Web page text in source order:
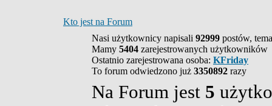
Kto jest na Forum
Nasi użytkownicy napisali 92999 postów,
Mamy 5404 zarejestrowanych użytkowników
Ostatnio zarejestrowana osoba: KFriday
To forum odwiedzono już 3350892 razy
Na Forum jest 5